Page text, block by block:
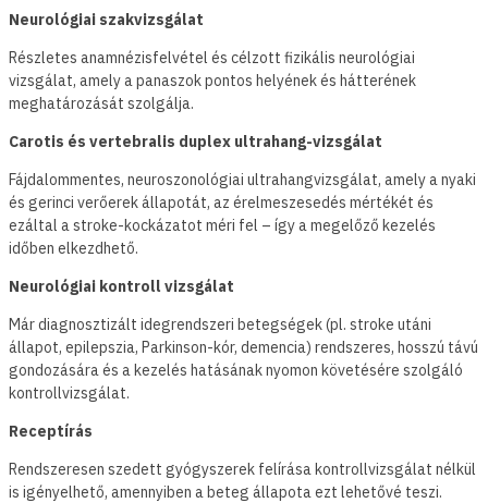
Neurológiai szakvizsgálat
Részletes anamnézisfelvétel és célzott fizikális neurológiai
vizsgálat, amely a panaszok pontos helyének és hátterének
meghatározását szolgálja.
Carotis és vertebralis duplex ultrahang-vizsgálat
Fájdalommentes, neuroszonológiai ultrahangvizsgálat, amely a nyaki
és gerinci verőerek állapotát, az érelmeszesedés mértékét és
ezáltal a stroke-kockázatot méri fel – így a megelőző kezelés
időben elkezdhető.
Neurológiai kontroll vizsgálat
Már diagnosztizált idegrendszeri betegségek (pl. stroke utáni
állapot, epilepszia, Parkinson-kór, demencia) rendszeres, hosszú távú
gondozására és a kezelés hatásának nyomon követésére szolgáló
kontrollvizsgálat.
Receptírás
Rendszeresen szedett gyógyszerek felírása kontrollvizsgálat nélkül
is igényelhető, amennyiben a beteg állapota ezt lehetővé teszi.